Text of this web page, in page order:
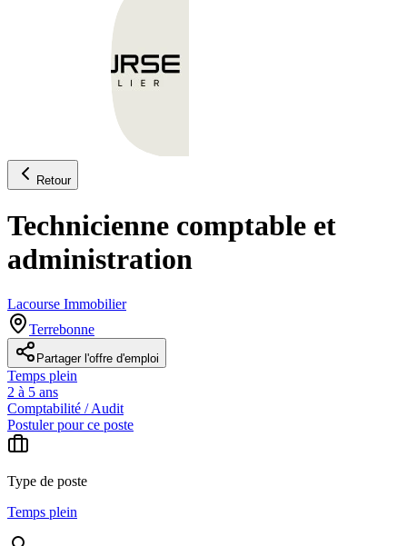
Retour
Technicienne comptable et
administration
Lacourse Immobilier
Terrebonne
Partager l'offre d'emploi
Temps plein
2 à 5 ans
Comptabilité / Audit
Postuler pour ce poste
Type de poste
Temps plein